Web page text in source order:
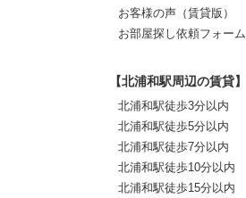
お客様の声（賃貸版）
お部屋探し依頼フォーム
【北浦和駅周辺の賃貸】
北浦和駅徒歩3分以内
北浦和駅徒歩5分以内
北浦和駅徒歩7分以内
北浦和駅徒歩10分以内
北浦和駅徒歩15分以内